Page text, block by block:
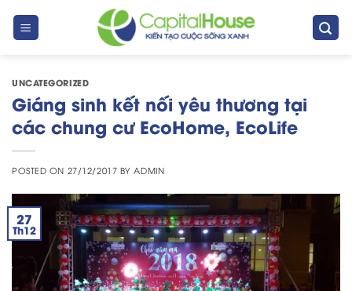
UNCATEGORIZED
Giáng sinh kết nối yêu thương tại
các chung cư EcoHome, EcoLife
POSTED ON 27/12/2017 BY ADMIN
27
Th12